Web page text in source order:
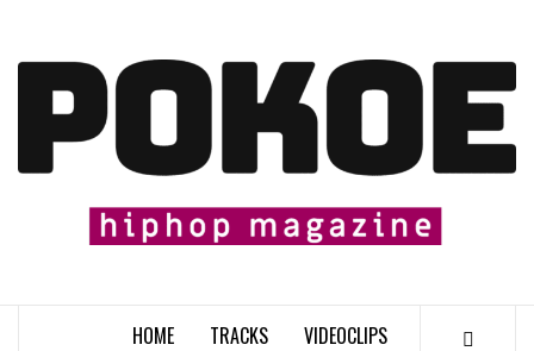
content
HOME TRACKS VIDEOCLIPS